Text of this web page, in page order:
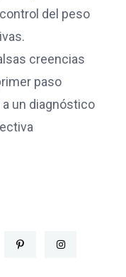
del peso
creencias
paso
un diagnóstico